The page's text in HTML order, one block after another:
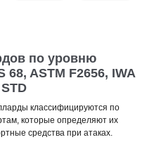
по уровню
ASTM F2656, IWA
классифицируются по
которые определяют их
средства при атаках.